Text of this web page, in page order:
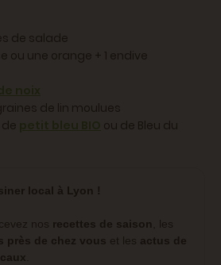
de salade
ou une orange + 1 endive
noix
de lin moulues
petit bleu BIO ou de Bleu du
local à Lyon !
nos recettes de saison
, les
près de chez vous et les actus de